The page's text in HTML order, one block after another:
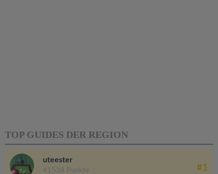
TOP GUIDES DER REGION
uteester
41538 Punkte #1